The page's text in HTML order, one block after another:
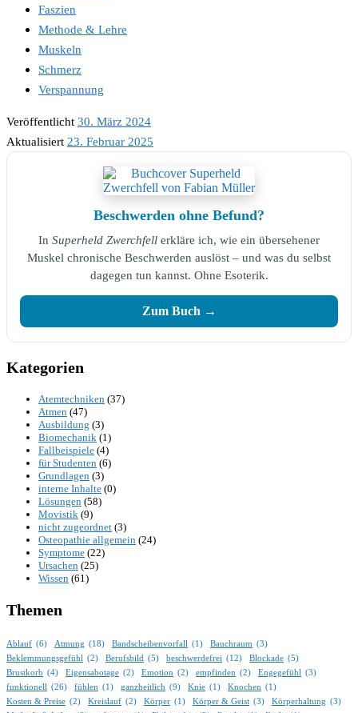
Faszien
Methode & Lehre
Muskeln
Schmerz
Verspannung
Veröffentlicht 30. März 2024
Aktualisiert 23. Februar 2025
Beschwerden ohne Befund?
In Superheld Zwerchfell erkläre ich, wie ein übersehener
Muskel chronische Beschwerden auslöst – und was du selbst
dagegen tun kannst. Ohne Esoterik.
Zum Buch →
Kategorien
Atemtechniken (37)
Atmen (47)
Ausbildung (3)
Biomechanik (1)
Fallbeispiele (4)
für Studenten (6)
Grundlagen (3)
interne Inhalte (0)
Lösungen (58)
Movistik (9)
nicht zugeordnet (3)
Osteopathie allgemein (24)
Symptome (22)
Ursachen (25)
Wissen (61)
Themen
Ablauf (6) Atmung (18) Bandscheibenvorfall (1) Bauchraum (3)
Beklemmungsgefühl
(2) Berufsbild (5) beschwerdefrei (12) Blockade (5)
Brustkorb (4) Eigensabotage (2) Emotion (2) empfinden (2) Engegefühl
(3)
funktionell
(26) fühlen (1) ganzheitlich (9) Knie (1) Knochen (1)
Kosten & Preise (2) Kreislauf (2) Körper (1) Körper & Geist (3) Körperhaltung (3)